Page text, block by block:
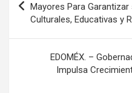
e
Mayores Para
Culturales, Educativas y
EDOMÉX. –
Impulsa